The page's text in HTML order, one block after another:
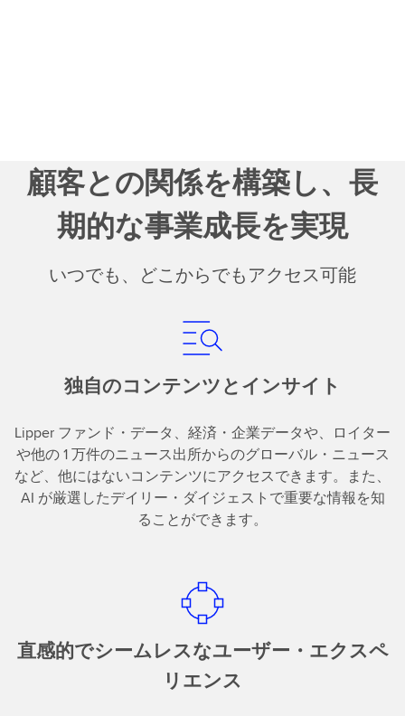
顧客との関係を構築し、長
期的な事業成長を実現
いつでも、どこからでもアクセス可能
独自のコンテンツとインサイト
Lipper ファンド・データ、経済・企業データや、ロイター
や他の 1 万件のニュース出所からのグローバル・ニュース
など、他にはないコンテンツにアクセスできます。また、
AI が厳選したデイリー・ダイジェストで重要な情報を知
ることができます。
直感的でシームレスなユーザー・エクスペ
リエンス